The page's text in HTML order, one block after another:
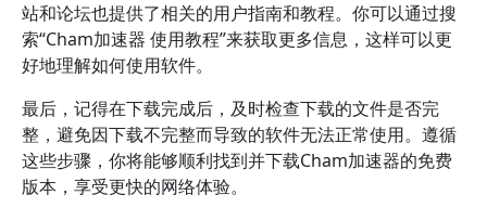
站和论坛也提供了相关的用户指南和教程。你可以通过搜
索“Cham加速器 使用教程”来获取更多信息，这样可以更
好地理解如何使用软件。
最后，记得在下载完成后，及时检查下载的文件是否完
整，避免因下载不完整而导致的软件无法正常使用。遵循
这些步骤，你将能够顺利找到并下载Cham加速器的免费
版本，享受更快的网络体验。